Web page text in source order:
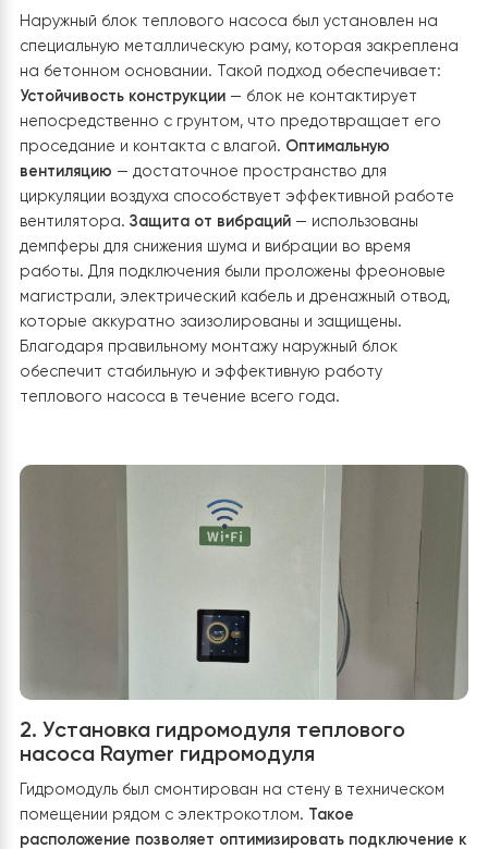
1. Установка наружного блока
насоса Raymer RAY-15DS1-EVI
Наружный блок теплового насоса был установлен на
специальную металлическую раму, которая
на бетонном основании. Такой подход
Оптимальную
— достаточное пространство для
циркуляции воздуха способствует эффективной
— использованы
демпферы для снижения шума и вибрации во время
работы. Для подключения были проложены
магистрали, электрический кабель и дренажный
которые аккуратно заизолированы и защищены.
обеспечит стабильную и эффективную работу
теплового насоса в течение всего года.